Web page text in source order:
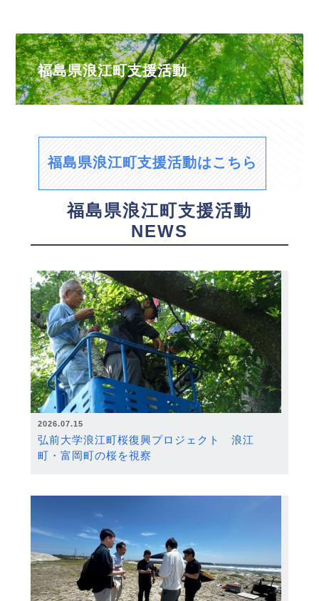
福島県浪江町支援活動
福島県浪江町支援活動はこちら
福島県浪江町支援活動
NEWS
2026.07.15
弘前大学浪江町桜復興プロジェクト 浪江
町・富岡町の桜を視察